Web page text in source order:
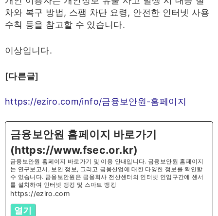
차와 복구 방법, 스팸 차단 요령, 안전한 인터넷 사용
수칙 등을 참고할 수 있습니다.
이상입니다.
[다른글]
https://eziro.com/info/금융보안원-홈페이지
금융보안원 홈페이지 바로가기
(https://www.fsec.or.kr)
금융보안원 홈페이지 바로가기 및 이용 안내입니다. 금융보안원 홈페이지
는 연구보고서, 보안 정보, 그리고 금융산업에 대한 다양한 정보를 확인할
수 있습니다. 금융보안원은 금융회사 전산센터의 인터넷 인입구간에 센서
를 설치하여 인터넷 뱅킹 및 스마트 뱅킹
https://eziro.com
열기